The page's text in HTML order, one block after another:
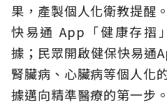
果，產製個人化衛教提醒
快易通 App「健康存摺
據；民眾開啟健保快易通
腎臟病、心臟病等個人化
據邁向精準醫療的第一步。